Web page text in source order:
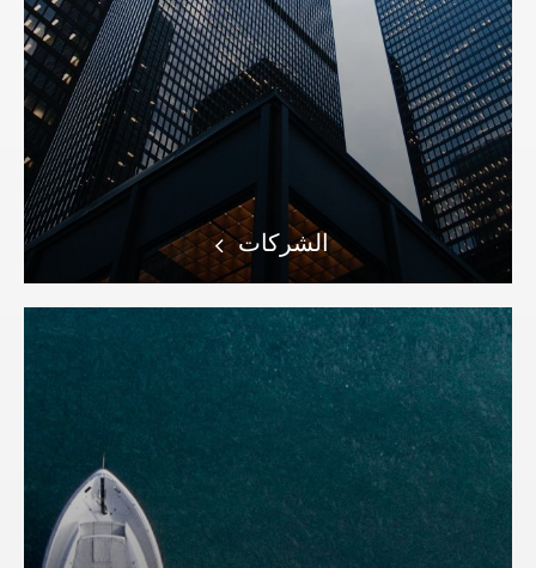
الشركات